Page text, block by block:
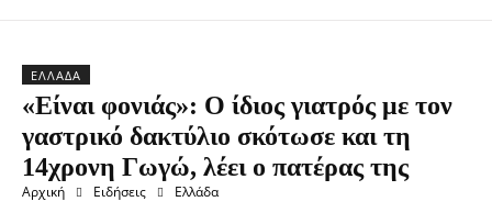
ΕΛΛΆΔΑ
«Είναι φονιάς»: Ο ίδιος γιατρός με τον
γαστρικό δακτύλιο σκότωσε και τη
14χρονη Γωγώ, λέει ο πατέρας της
Αρχική Ειδήσεις Ελλάδα